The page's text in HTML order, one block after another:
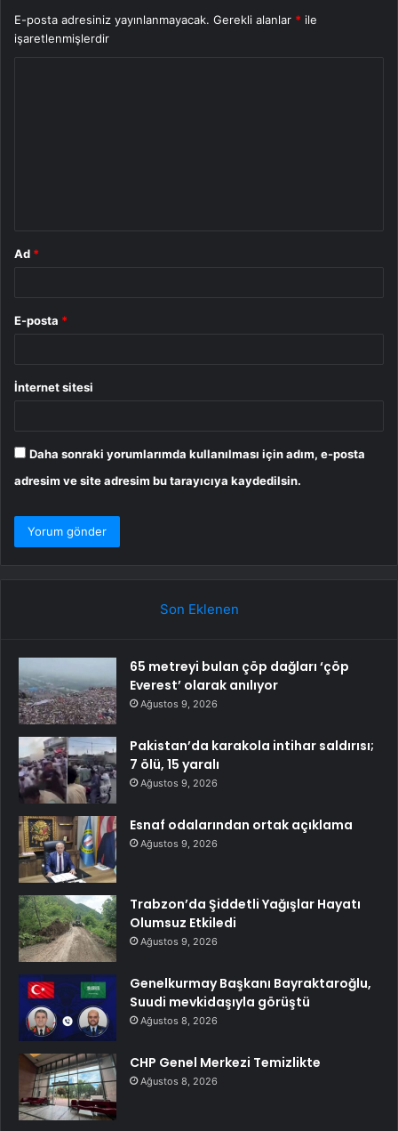
E-posta adresiniz yayınlanmayacak. Gerekli alanlar * ile
işaretlenmişlerdir
Ad *
E-posta *
İnternet sitesi
Daha sonraki yorumlarımda kullanılması için adım, e-posta
adresim ve site adresim bu tarayıcıya kaydedilsin.
Son Eklenen
65 metreyi bulan çöp dağları ‘çöp
Everest’ olarak anılıyor
Ağustos 9, 2026
Pakistan’da karakola intihar saldırısı;
7 ölü, 15 yaralı
Ağustos 9, 2026
Esnaf odalarından ortak açıklama
Ağustos 9, 2026
Trabzon’da Şiddetli Yağışlar Hayatı
Olumsuz Etkiledi
Ağustos 9, 2026
Genelkurmay Başkanı Bayraktaroğlu,
Suudi mevkidaşıyla görüştü
Ağustos 8, 2026
CHP Genel Merkezi Temizlikte
Ağustos 8, 2026